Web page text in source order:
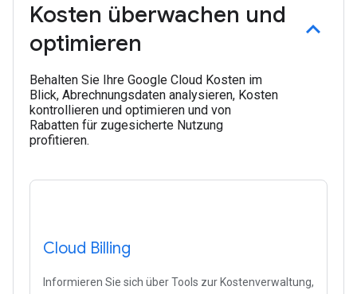
Kosten überwachen und
optimieren
Behalten Sie Ihre Google Cloud Kosten im
Blick, Abrechnungsdaten analysieren, Kosten
kontrollieren und optimieren und von
Rabatten für zugesicherte Nutzung
profitieren.
Cloud Billing
Informieren Sie sich über Tools zur Kostenverwaltung,